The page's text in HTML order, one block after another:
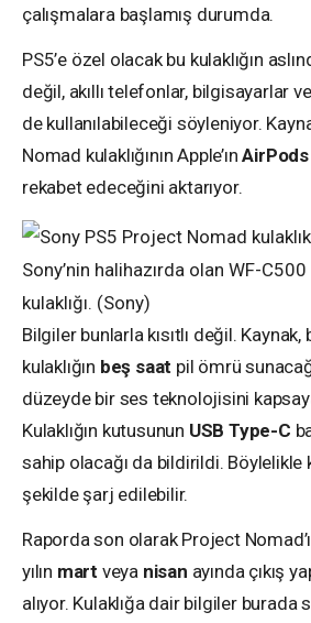
çalışmalara başlamış durumda.
PS5’e özel olacak bu kulaklığın
değil, akıllı telefonlar, bilgisayarlar
de kullanılabileceği söyleniyor.
Nomad kulaklığının Apple’ınAirPods
rekabet edeceğini aktarıyor.
Sony’nin halihazırda olan WF-
kulaklığı. (Sony)
Bilgiler bunlarla kısıtlı değil.
kulaklığın beş saat pil ömrü
düzeyde bir ses teknolojisini
Kulaklığın kutusunun USB Type-C
sahip olacağı da bildirildi. Böylelikle
şekilde şarj edilebilir.
Raporda son olarak Project
yılın mart veya nisan ayında çıkış
alıyor. Kulaklığa dair bilgiler burada